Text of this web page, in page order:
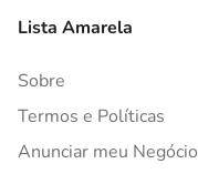
Lista Amarela
Sobre
Termos e Políticas
Anunciar meu Negócio